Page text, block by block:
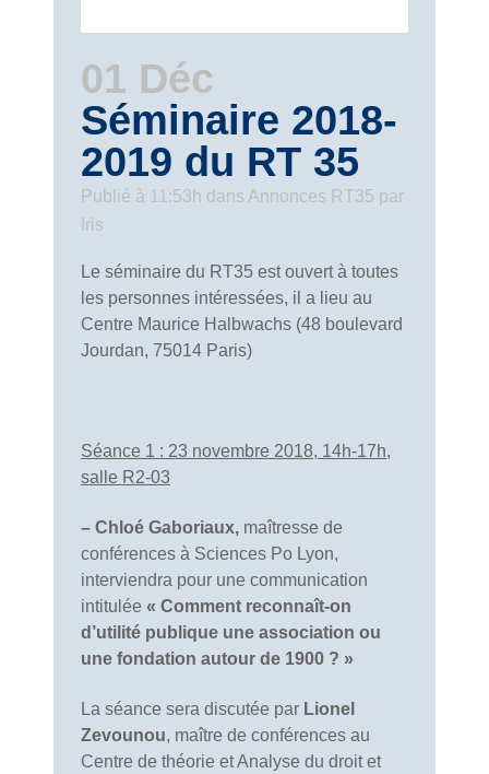
01 Déc
Séminaire 2018-
2019 du RT 35
Publié à 11:53h dans Annonces RT35 par
Iris
Le séminaire du RT35 est ouvert à toutes
les personnes intéressées, il a lieu au
Centre Maurice Halbwachs (48 boulevard
Jourdan, 75014 Paris)
Séance 1 : 23 novembre 2018, 14h-17h,
salle R2-03
– Chloé Gaboriaux, maîtresse de
conférences à Sciences Po Lyon,
interviendra pour une communication
intitulée « Comment reconnaît-on
d’utilité publique une association ou
une fondation autour de 1900 ? »
La séance sera discutée par Lionel
Zevounou, maître de conférences au
Centre de théorie et Analyse du droit et